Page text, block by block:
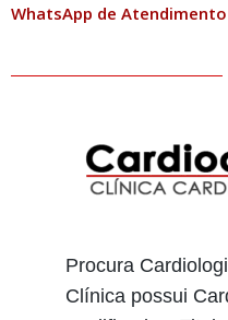
WhatsApp de Atendimento
Procura
Clínica possui